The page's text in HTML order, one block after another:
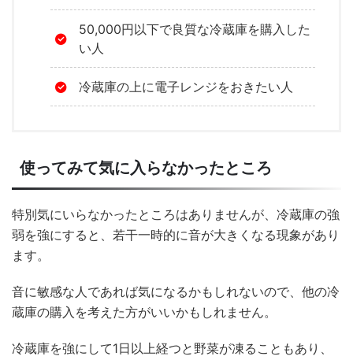
50,000円以下で良質な冷蔵庫を購入した
い人
冷蔵庫の上に電子レンジをおきたい人
使ってみて気に入らなかったところ
特別気にいらなかったところはありませんが、冷蔵庫の強
弱を強にすると、若干一時的に音が大きくなる現象があり
ます。
音に敏感な人であれば気になるかもしれないので、他の冷
蔵庫の購入を考えた方がいいかもしれません。
冷蔵庫を強にして1日以上経つと野菜が凍ることもあり、